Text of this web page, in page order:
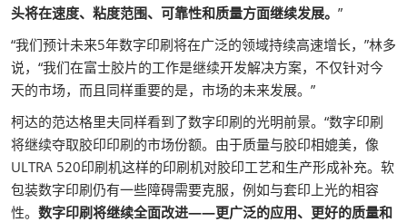
头将在速度、粘度范围、可靠性和质量方面继续发展。 ”
“我们预计未来5年数字印刷将在广泛的领域持续高速增长，”林多
说，“我们在富士胶片的工作是继续开发解决方案，不仅针对今
天的市场，而且同样重要的是，市场的未来发展。”
柯达的范达格里夫同样看到了数字印刷的光明前景。“数字印刷
将继续夺取胶印印刷的市场份额。由于质量与胶印相媲美，像
ULTRA 520印刷机这样的印刷机对胶印工艺和生产形成补充。软
包装数字印刷仍有一些障碍需要克服，例如与套印上光的相容
性。 数字印刷将继续全面改进——更广泛的应用、更好的质量和